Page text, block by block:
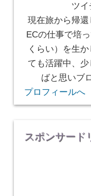
ツイ
現在旅から帰
ECの仕事で培
くらい）を生
ても活躍中、
ばと思いブ
プロフィールへ
スポンサード